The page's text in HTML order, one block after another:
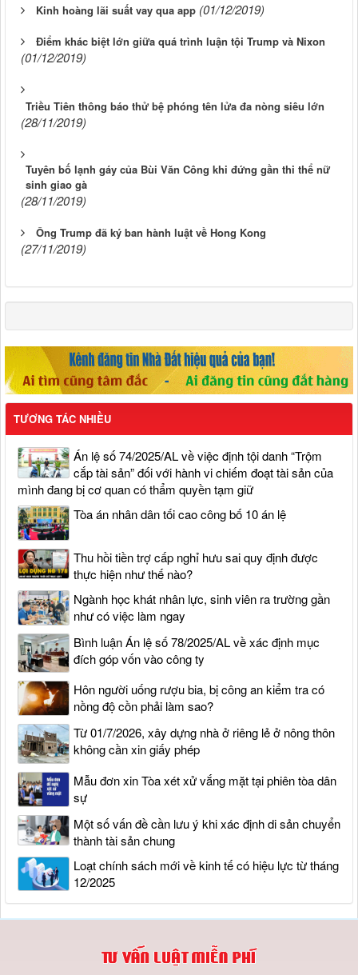
Kinh hoàng lãi suất vay qua app (01/12/2019)
Điểm khác biệt lớn giữa quá trình luận tội Trump và Nixon
(01/12/2019)
Triều Tiên thông báo thử bệ phóng tên lửa đa nòng siêu lớn
(28/11/2019)
Tuyên bố lạnh gáy của Bùi Văn Công khi đứng gần thi thể nữ
sinh giao gà
(28/11/2019)
Ông Trump đã ký ban hành luật về Hong Kong
(27/11/2019)
TƯƠNG TÁC NHIỀU
Án lệ số 74/2025/AL về việc định tội danh “Trộm
cắp tài sản” đối với hành vi chiếm đoạt tài sản của
mình đang bị cơ quan có thẩm quyền tạm giữ
Tòa án nhân dân tối cao công bố 10 án lệ
Thu hồi tiền trợ cấp nghỉ hưu sai quy định được
thực hiện như thế nào?
Ngành học khát nhân lực, sinh viên ra trường gần
như có việc làm ngay
Bình luận Án lệ số 78/2025/AL về xác định mục
đích góp vốn vào công ty
Hôn người uống rượu bia, bị công an kiểm tra có
nồng độ cồn phải làm sao?
Từ 01/7/2026, xây dựng nhà ở riêng lẻ ở nông thôn
không cần xin giấy phép
Mẫu đơn xin Tòa xét xử vắng mặt tại phiên tòa dân
sự
Một số vấn đề cần lưu ý khi xác định di sản chuyển
thành tài sản chung
Loạt chính sách mới về kinh tế có hiệu lực từ tháng
12/2025